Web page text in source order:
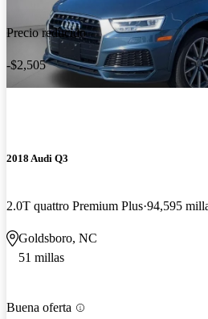
Precio reducido
-$2,505
2018 Audi Q3
2.0T quattro Premium Plus 94,595
Goldsboro, NC
51 millas
Buena oferta